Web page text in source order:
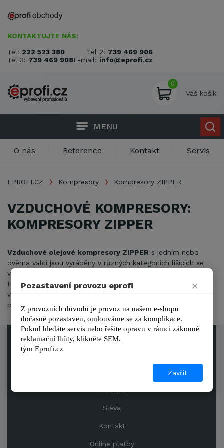
KONTAKTUJTE NÁS:
Tel: 222 523 380 Tel 2: 739 469 906
Tel 3: 739 469 908E-mail: info@eprofi.cz
0
Váš košík
MENU
O nás Reference Kontakt Servis
EPROFI.CZ Kompresory Kompresory ZIPPER
VZDUCHOVÉ KOMPRESORY:
KOMPRESORY ZIPPER
Vzduchové olejové kompresory ZIPPER s jedním nebo
dvěma válci jsou vyráběny v různých kategoriích lišících se
výkonem motoru a velikostí vzdušníku. Osazeny jsou dvěma
tlakoměry pro vzdušník a pracovní tlak, ventilem pro
vypouštění kondenzované vody i rychlospojkou pro připojení
pneumatického nářadí.
Sleva
Kontakt
Online platby
Pozastavení provozu eprofi ×
Z provozních důvodů je provoz na našem e-shopu
dočasně pozastaven, omlouváme se za komplikace.
Pokud hledáte servis nebo řešíte opravu v rámci zákonné
reklamační lhůty, klikněte SEM.
tým Eprofi.cz
Zavřít